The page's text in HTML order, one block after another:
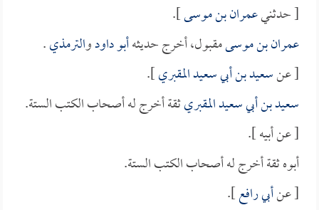
[ حدثنيعمران بن موسى].
عمران بن موسىمقبول، أخرج حديثهأبو داودوالترمذي.
[ عنسعيد بن أبي سعيد المقبري].
سعيد بن أبي سعيد المقبريثقة أخرج له أصحاب الكتب الستة.
[ عن أبيه ].
أبوه ثقة أخرج له أصحاب الكتب الستة.
[ عنأبي رافع].